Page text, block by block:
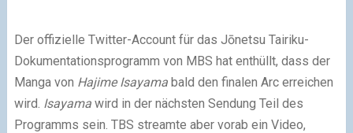
Der offizielle Twitter-Account für das Jōnetsu Tairiku-
Dokumentationsprogramm von MBS hat enthüllt, dass der
Manga von Hajime Isayama bald den finalen Arc erreichen
wird. Isayamawird in der nächsten Sendung Teil des
Programms sein. TBS streamte aber vorab ein Video,